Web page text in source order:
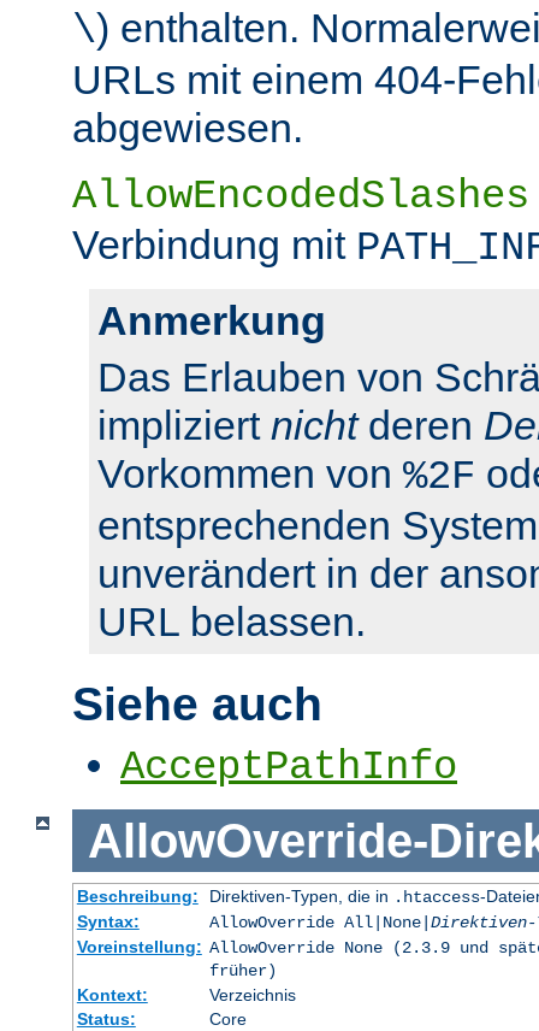
\) enthalten.
URLs mit einem 404-
abgewiesen.
AllowEncodedSlashes
Verbindung mit
Anmerkung
Das Erlauben von
impliziert nichtderen
Vorkommen von %2F
entsprechenden
unverändert in der
URL belassen.
Siehe auch
AcceptPathInfo
AllowOverride-
Beschreibung: Direktiven-Typen, die in .htaccess-
Syntax:
AllowOverride All|None| Direktiven-
Voreinstellung: AllowOverride None (2.3.9 und
früher)
Kontext:
Verzeichnis
Status:
Core